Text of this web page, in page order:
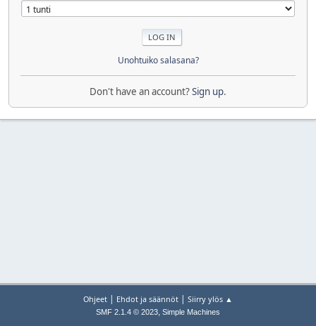
Unohtuiko salasana?
Don't have an account?Sign up.
Ohjeet | Ehdot ja säännöt | Siirry ylös ▲
SMF 2.1.4 © 2023, Simple Machines